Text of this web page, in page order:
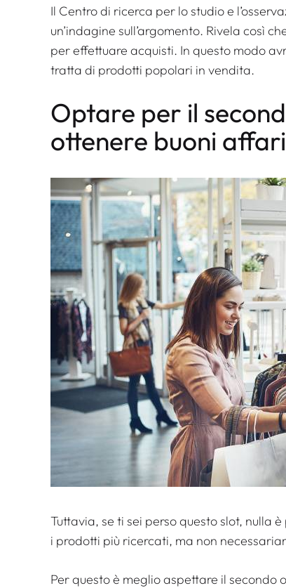
Il Centro di ricerca per lo studio e
un’indagine sull’argomento. Rivela così
per effettuare acquisti. In questo modo
tratta di prodotti popolari in vendita.
Optare per il
ottenere buoni affari
Tuttavia, se ti sei perso questo slot, nulla
i prodotti più ricercati, ma non
Per questo è meglio aspettare il secondo